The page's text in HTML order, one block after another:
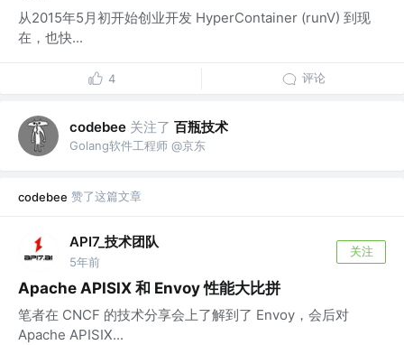
从2015年5月初开始创业开发 HyperContainer (runV) 到现
在，也快...
4 评论
codebee 关注了 百瓶技术
Golang软件工程师 @京东
codebee 赞了这篇文章
API7_技术团队
5年前
关注
Apache APISIX 和 Envoy 性能大比拼
笔者在 CNCF 的技术分享会上了解到了 Envoy，会后对
Apache APISIX...